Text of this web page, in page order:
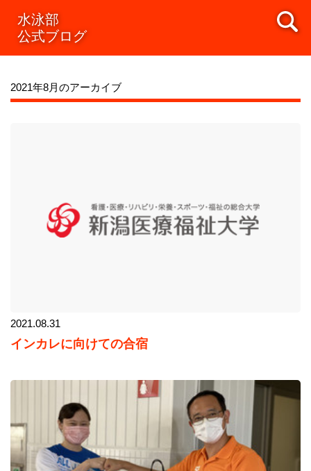
水泳部
公式ブログ
2021年8月のアーカイブ
2021.08.31
インカレに向けての合宿